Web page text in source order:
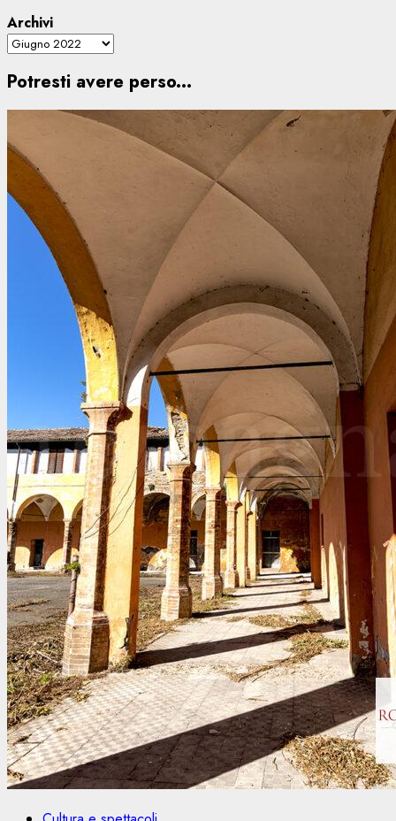
Archivi
Potresti avere perso...